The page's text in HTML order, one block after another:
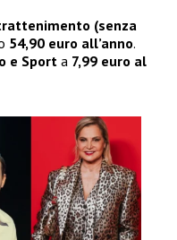
(senza
54,90 euro all’anno.
e Sport a 7,99 euro al